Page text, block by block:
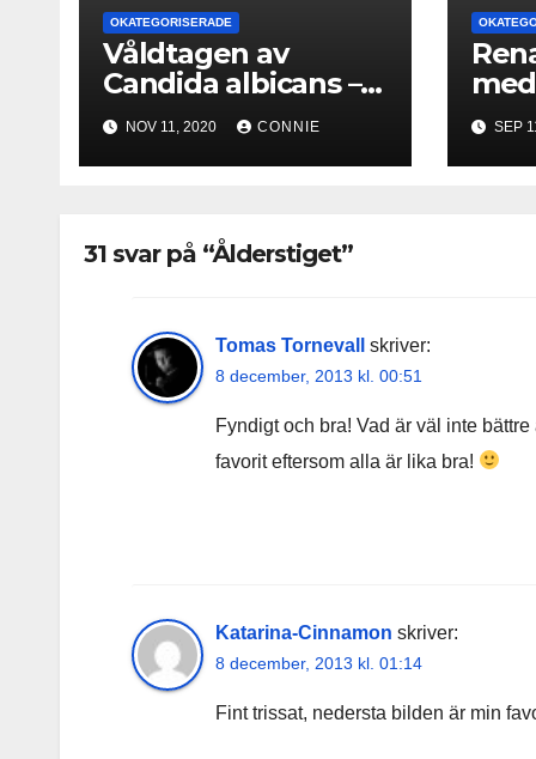
OKATEGORISERADE
Våldtagen av
Candida albicans –
Uppdatering 2020
NOV 11, 2020 CONNIE
med
SEP
31 svar på “Ålderstiget”
Tomas Tornevall skriver:
8 december, 2013 kl. 00:51
Fyndigt och bra! Vad är väl inte
favorit eftersom alla är lika bra!
Katarina-Cinnamon skriver:
8 december, 2013 kl. 01:14
Fint trissat, nedersta bilden är min